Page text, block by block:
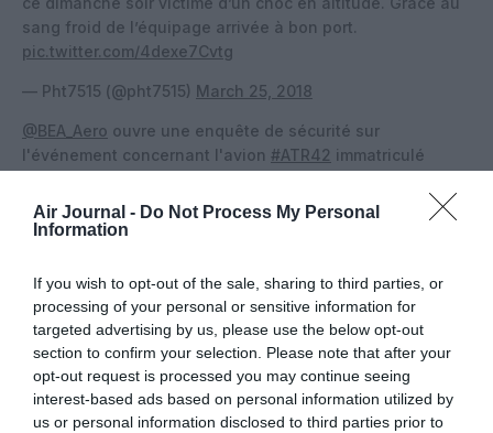
Air Journal - Do Not Process My Personal
Information
If you wish to opt-out of the sale, sharing to third parties, or
processing of your personal or sensitive information for
targeted advertising by us, please use the below opt-out
section to confirm your selection. Please note that after your
opt-out request is processed you may continue seeing
interest-based ads based on personal information utilized by
us or personal information disclosed to third parties prior to
sang froid de l’équipage arrivée à bon port.
pic.twitter.com/4dexe7Cvtg
— Pht7515 (@pht7515) March 25, 2018
@BEA_Aero ouvre une enquête de sécurité sur
l'événement concernant l'avion #ATR42 immatriculé
25/03/18 entre
#Orlyet #Aurillac / Vol#A5235
. Une équipe
de 3 enquêteurs du BEA sera sur place demain.
Vous avez apprécié l’article ?
Soutenez-nous, faites un don !